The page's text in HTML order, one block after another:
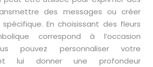
des messages ou créer
En choisissant des fleurs
correspond à l’occasion
pouvez personnaliser votre
lui donner une profondeur